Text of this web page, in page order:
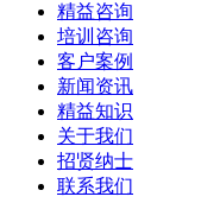
精益咨询
培训咨询
客户案例
新闻资讯
精益知识
关于我们
招贤纳士
联系我们